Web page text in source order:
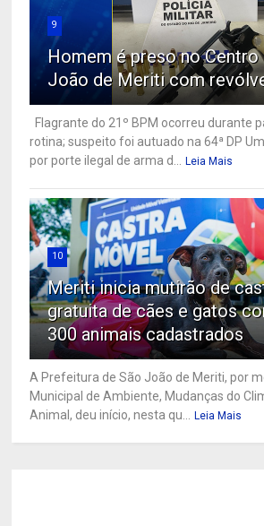
9
Homem é preso no Centro
João de Meriti com
Flagrante do 21º BPM ocorreu durante
rotina; suspeito foi autuado na 64ª DP
por porte ilegal de arma d... Leia Mais
10
Meriti inicia mutirão de
gratuita de cães e gatos
300 animais cadastrados
A Prefeitura de São João de Meriti, por
Municipal de Ambiente, Mudanças do
Animal, deu início, nesta qu... Leia Mais